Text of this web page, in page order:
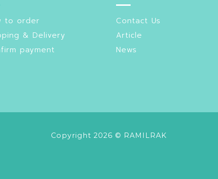
to order
& Delivery
payment
Contact Us
Article
News
Copyright 2026 © RAMILRAK